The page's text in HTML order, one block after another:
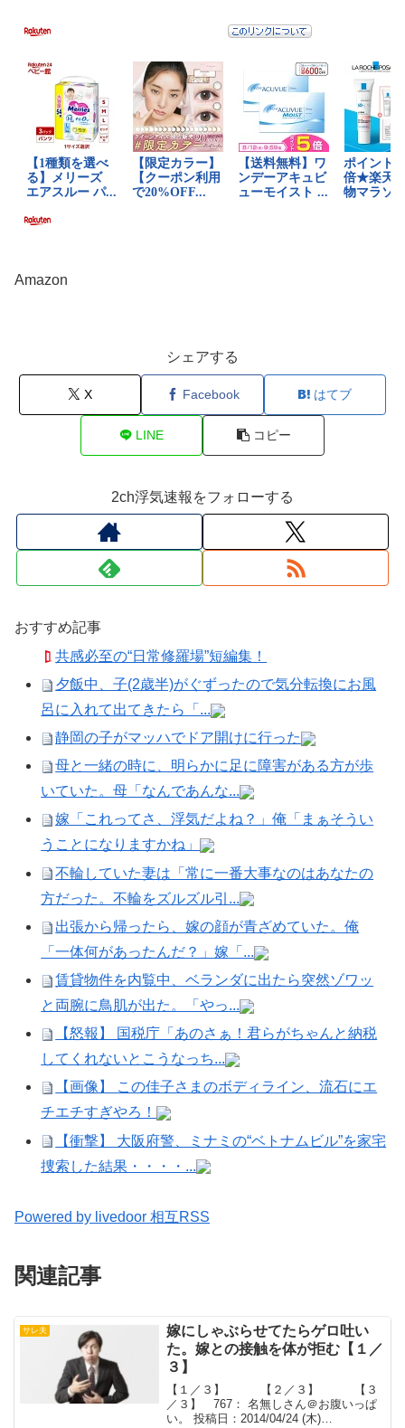
Amazon
シェアする
X Facebook はてブ
LINE コピー
2ch浮気速報をフォローする
おすすめ記事
共感必至の“日常修羅場”短編集！
夕飯中、子(2歳半)がぐずったので気分転換にお風
呂に入れて出てきたら「...
静岡の子がマッハでドア開けに行った
母と一緒の時に、明らかに足に障害がある方が歩
いていた。母「なんであんな...
嫁「これってさ、浮気だよね？」俺「まぁそうい
うことになりますかね」
不輪していた妻は「常に一番大事なのはあなたの
方だった。不輪をズルズル引...
出張から帰ったら、嫁の顔が青ざめていた。俺
「一体何があったんだ？」嫁「...
賃貸物件を内覧中、ベランダに出たら突然ゾワッ
と両腕に鳥肌が出た。「やっ...
【怒報】 国税庁「あのさぁ！君らがちゃんと納税
してくれないとこうなっち...
【画像】 この佳子さまのボディライン、流石にエ
チエチすぎやろ！
【衝撃】 大阪府警、ミナミの“ベトナムビル”を家宅
捜索した結果・・・・...
Powered by livedoor 相互RSS
関連記事
サレ夫
嫁にしゃぶらせてたらゲロ吐い
た。嫁との接触を体が拒む【１／
３】
【１／３】 【２／３】 【３
／３】 767： 名無しさん＠お腹いっぱ
い。 投稿日：2014/04/24 (木)